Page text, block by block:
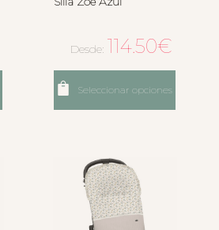
Desde: 114.50€
Seleccionar opciones